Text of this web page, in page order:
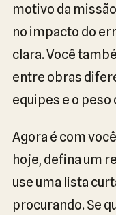
motivo da
no impacto do
clara. Você
entre obras
equipes e o
Agora é com
hoje, defina um
use uma lista
procurando. Se